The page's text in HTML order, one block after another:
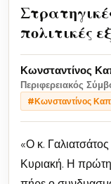
πολιτικές
Κωνσταντίνος
Περιφερειακός
#Κωνσταντίνος
«Ο κ.
Κυριακή. Η